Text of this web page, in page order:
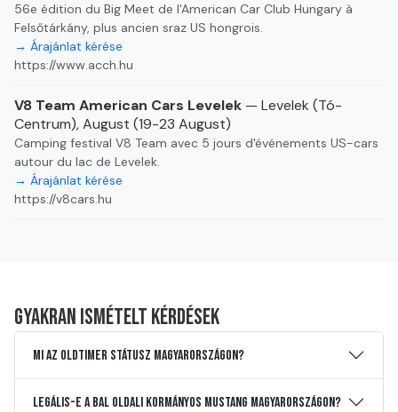
56e édition du Big Meet de l'American Car Club Hungary à
Felsőtárkány, plus ancien sraz US hongrois.
→ Árajánlat kérése
https://www.acch.hu
V8 Team American Cars Levelek — Levelek (Tó-
Centrum), August (19-23 August)
Camping festival V8 Team avec 5 jours d'événements US-cars
autour du lac de Levelek.
→ Árajánlat kérése
https://v8cars.hu
Gyakran ismételt kérdések
Mi az oldtimer státusz Magyarországon?
Legális-e a bal oldali kormányos Mustang Magyarországon?